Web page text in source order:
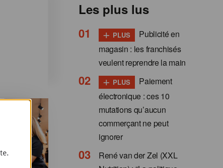
Les plus lus
+ PLUS
Publicité en
magasin : les franchisés
veulent reprendre la main
+ PLUS
Paiement
électronique : ces 10
mutations qu’aucun
commerçant ne peut
ignorer
René van der Zel (XXL